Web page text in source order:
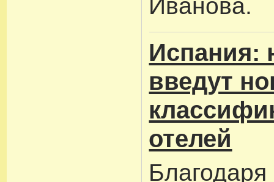
Иванова.
Испания:
введут
отелей